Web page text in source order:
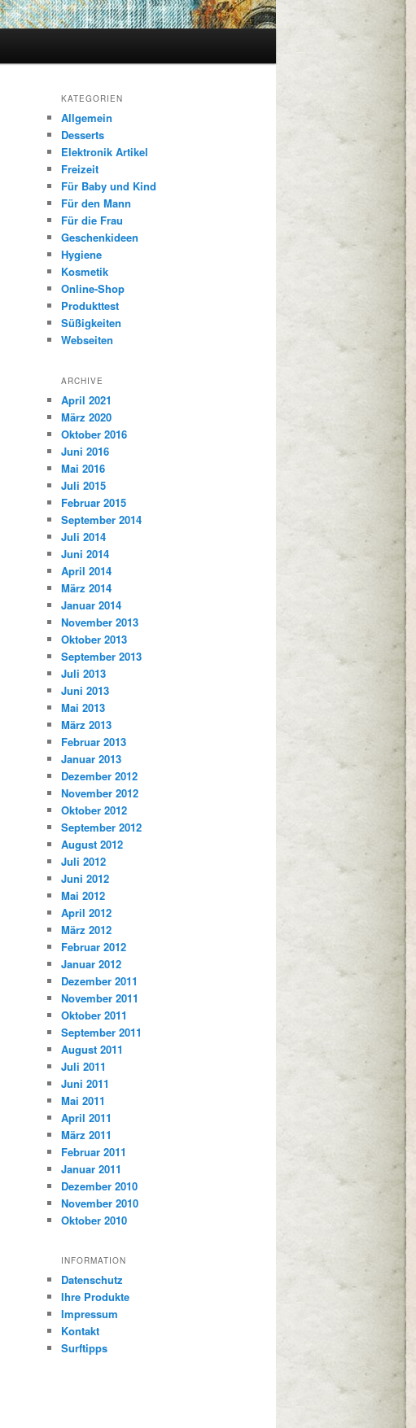
KATEGORIEN
Allgemein
Desserts
Elektronik Artikel
Freizeit
Für Baby und Kind
Für den Mann
Für die Frau
Geschenkideen
Hygiene
Kosmetik
Online-Shop
Produkttest
Süßigkeiten
Webseiten
ARCHIVE
April 2021
März 2020
Oktober 2016
Juni 2016
Mai 2016
Juli 2015
Februar 2015
September 2014
Juli 2014
Juni 2014
April 2014
März 2014
Januar 2014
November 2013
Oktober 2013
September 2013
Juli 2013
Juni 2013
Mai 2013
März 2013
Februar 2013
Januar 2013
Dezember 2012
November 2012
Oktober 2012
September 2012
August 2012
Juli 2012
Juni 2012
Mai 2012
April 2012
März 2012
Februar 2012
Januar 2012
Dezember 2011
November 2011
Oktober 2011
September 2011
August 2011
Juli 2011
Juni 2011
Mai 2011
April 2011
März 2011
Februar 2011
Januar 2011
Dezember 2010
November 2010
Oktober 2010
INFORMATION
Datenschutz
Ihre Produkte
Impressum
Kontakt
Surftipps